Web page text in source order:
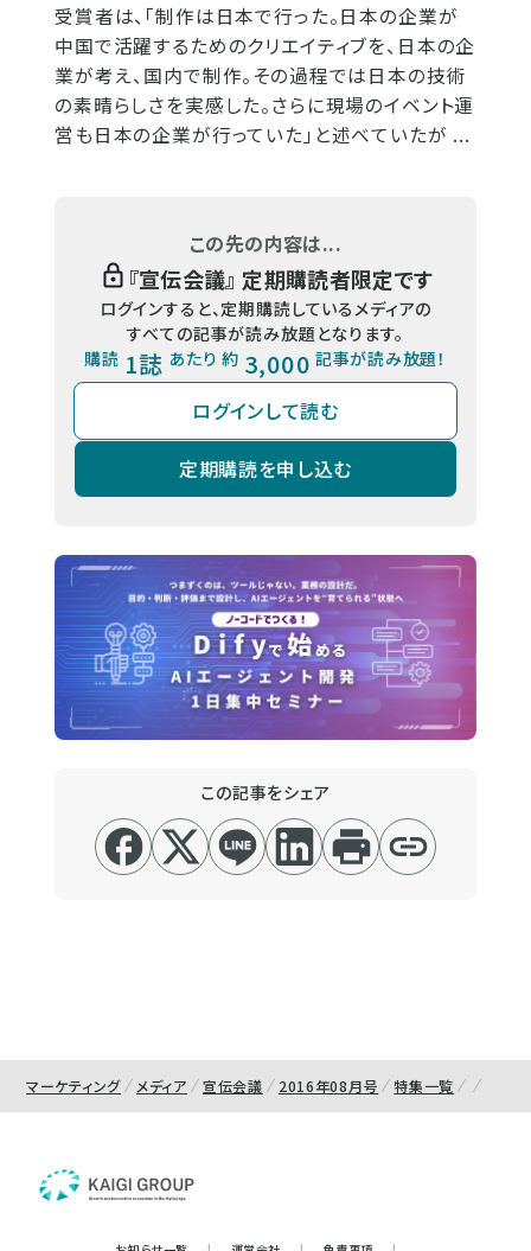
受賞者は、「制作は日本で行った。日​本の企業が
中国で活躍するためのクリエ​イティブを、日本の企
業が考え、国内で​制作。その過程では日本の技術
の素晴ら​しさを実感した。さらに現場のイベント​運
営も日本の企業が行っていた」と述べ​ていたが ...
この先の内容は...
『宣伝会議』 定期購読者限定です
ログインすると、定期購読しているメディアの
すべての記事が読み放題となります。
購読 1誌 あたり 約 3,000 記事が読み放題！
ログインして読む
定期購読を申し込む
この記事をシェア
マーケティング メディア 宣伝会議 2016年08月号 特集一覧